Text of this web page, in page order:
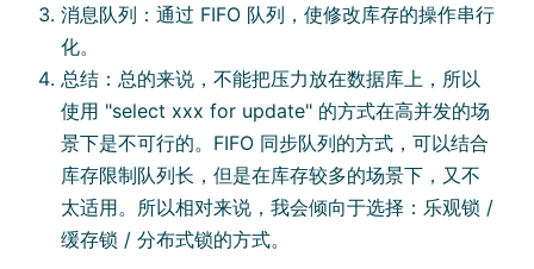
消息队列：通过 FIFO 队列，使修改库存的操作串⾏
化。
总结：总的来说，不能把压⼒放在数据库上，所以
使⽤ "select xxx for update" 的⽅式在⾼并发的场
景下是不可⾏的。FIFO 同步队列的⽅式，可以结合
库存限制队列⻓，但是在库存较多的场景下，⼜不
太适⽤。所以相对来说，我会倾向于选择：乐观锁 /
缓存锁 / 分布式锁的⽅式。